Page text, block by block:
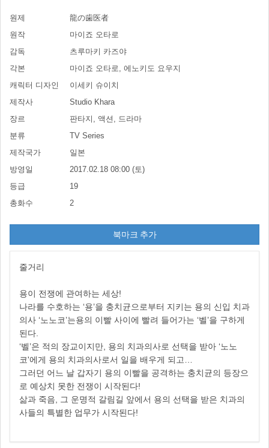
원제
龍の歯医者
원작
마이죠 오타로
감독
츠루마키 카즈야
각본
마이죠 오타로, 에노키도 요우지
캐릭터 디자인
이세키 슈이치
제작사
Studio Khara
장르
판타지, 액션, 드라마
분류
TV Series
제작국가
일본
방영일
2017.02.18 08:00 (토)
등급
19
총화수
2
북마크 추가
줄거리
용이 전쟁에 관여하는 세상!
나라를 수호하는 ‘용’을 충치균으로부터 지키는 용의 신입 치과
의사 ‘노노코’는용의 이빨 사이에 빨려 들어가는 ‘벨’을 구하게
된다.
‘벨’은 적의 장교이지만, 용의 치과의사로 선택을 받아 ‘노노
코'에게 용의 치과의사로서 일을 배우게 되고…
그러던 어느 날 갑자기 용의 이빨을 공격하는 충치균의 등장으
로 예상치 못한 전쟁이 시작된다!
삶과 죽음, 그 운명적 갈림길 앞에서 용의 선택을 받은 치과의
사들의 특별한 업무가 시작된다!